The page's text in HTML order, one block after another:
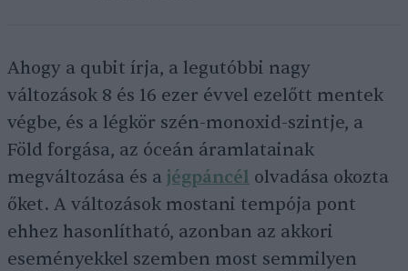
Ahogy a qubit írja, a legutóbbi nagy
változások 8 és 16 ezer évvel ezelőtt mentek
végbe, és a légkör szén-monoxid-szintje, a
Föld forgása, az óceán áramlatainak
megváltozása és a jégpáncél olvadása okozta
őket. A változások mostani tempója pont
ehhez hasonlítható, azonban az akkori
eseményekkel szemben most semmilyen